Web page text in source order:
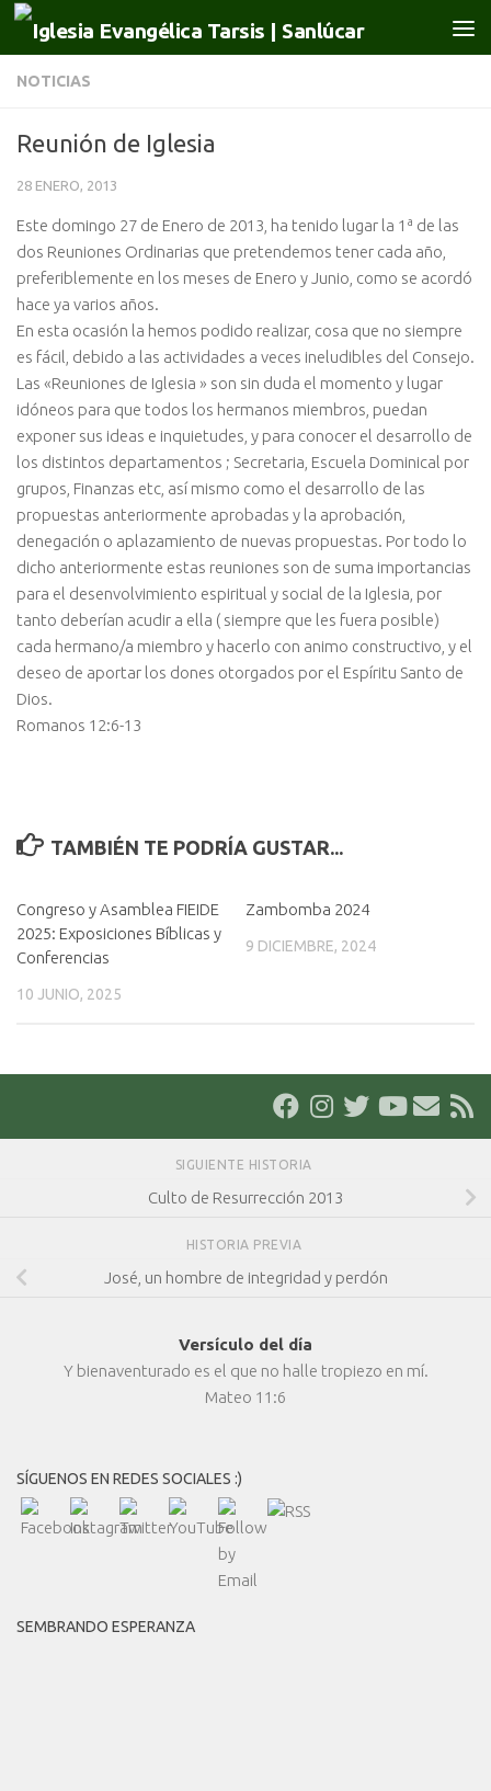
Saltar al contenido
NOTICIAS
Reunión de Iglesia
28 ENERO, 2013
Este domingo 27 de Enero de 2013, ha tenido lugar la 1ª de las
dos Reuniones Ordinarias que pretendemos tener cada año,
preferiblemente en los meses de Enero y Junio, como se acordó
hace ya varios años.
En esta ocasión la hemos podido realizar, cosa que no siempre
es fácil, debido a las actividades a veces ineludibles del Consejo.
Las «Reuniones de Iglesia » son sin duda el momento y lugar
idóneos para que todos los hermanos miembros, puedan
exponer sus ideas e inquietudes, y para conocer el desarrollo de
los distintos departamentos ; Secretaria, Escuela Dominical por
grupos, Finanzas etc, así mismo como el desarrollo de las
propuestas anteriormente aprobadas y la aprobación,
denegación o aplazamiento de nuevas propuestas. Por todo lo
dicho anteriormente estas reuniones son de suma importancias
para el desenvolvimiento espiritual y social de la Iglesia, por
tanto deberían acudir a ella ( siempre que les fuera posible)
cada hermano/a miembro y hacerlo con animo constructivo, y el
deseo de aportar los dones otorgados por el Espíritu Santo de
Dios.
Romanos 12:6-13
TAMBIÉN TE PODRÍA GUSTAR...
Congreso y Asamblea FIEIDE
2025: Exposiciones Bíblicas y
Conferencias
10 JUNIO, 2025
Zambomba 2024
9 DICIEMBRE, 2024
SIGUIENTE HISTORIA
Culto de Resurrección 2013
HISTORIA PREVIA
José, un hombre de integridad y perdón
Versículo del día
Y bienaventurado es el que no halle tropiezo en mí.
Mateo 11:6
SÍGUENOS EN REDES SOCIALES :)
SEMBRANDO ESPERANZA